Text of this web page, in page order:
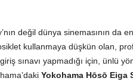
değil dünya sinemasının da
kullanmaya düşkün olan,
sınavı yapmadığı için, ünlü
Yokohama Hōsō Eiga